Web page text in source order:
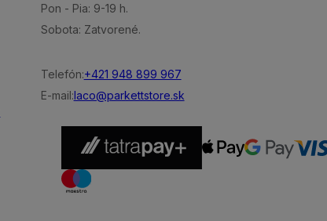
Pon - Pia: 9-19 h.
Sobota: Zatvorené.
Telefón:+421 948 899 967
E-mail:laco@parkettstore.sk